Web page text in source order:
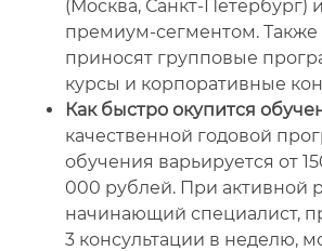
(Москва, Санкт-Петербург)
премиум-сегментом. Также
приносят групповые
курсы и корпоративные
Как быстро окупится
качественной годовой
обучения варьируется от
000 рублей. При активной
начинающий специалист,
3 консультации в неделю,